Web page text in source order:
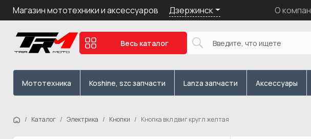
Магазин мототехники и аксессуаров Дзержинск О
Весь каталог
Мототехника Koshine, szc запчасти Lanza запчасти Аксессуары
Каталог Электрика Кнопки Кнопка вкл двиг кругл желтая